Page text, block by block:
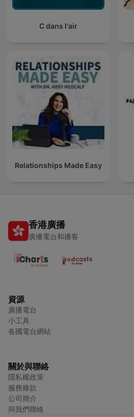
C dans l'air
Relationships Made Easy
香港廣播
廣播電台和播客
資源
廣播電台
小工具
各國電台網站
關於與聯絡
隱私權政策
服務條款
公司簡介
與我們聯絡